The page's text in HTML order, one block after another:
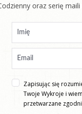
oraz serię maili
Zapisując się
Twoje Wykroje i
przetwarzane